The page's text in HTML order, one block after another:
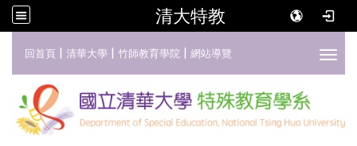
清大特教
回首頁 | 清華大學 | 竹師教育學院 | 網站導覽